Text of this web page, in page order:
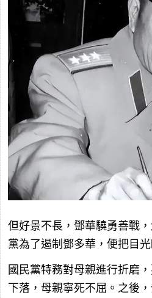
但好景不長，鄧華驍勇善戰
黨為了遏制鄧多華，便把目
國民黨特務對母親進行折磨
下落，母親寧死不屈。之後